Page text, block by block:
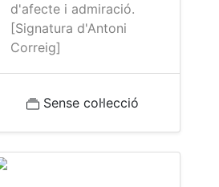
d'afecte i admiració.
[Signatura d'Antoni
Correig]
Sense col·lecció